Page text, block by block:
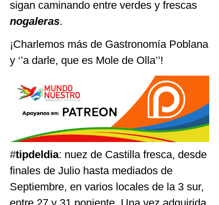
sigan caminando entre verdes y frescas
nogaleras.
¡Charlemos más de Gastronomía Poblana
y ‘’a darle, que es Mole de Olla’’!
#tipdeldia: nuez de Castilla fresca, desde
finales de Julio hasta mediados de
Septiembre, en varios locales de la 3 sur,